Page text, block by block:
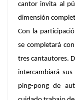
cantor invita al
dimensión
Con la
se completará
tres cantautores.
intercambiará
ping-pong de